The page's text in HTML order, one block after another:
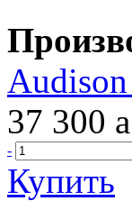
37 300 a
-
Купить